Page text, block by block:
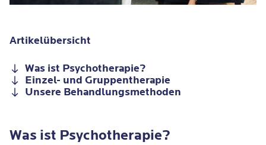
Artikelübersicht
Was ist Psychotherapie?
Einzel- und Gruppentherapie
Unsere Behandlungsmethoden
Was ist Psychotherapie?